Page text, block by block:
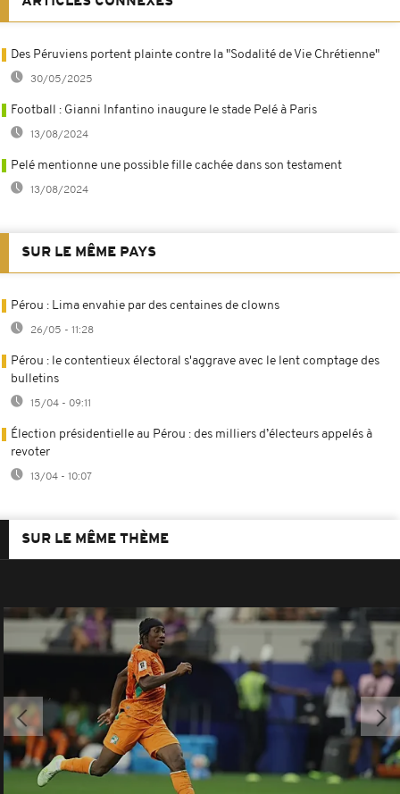
Des Péruviens portent plainte contre la "Sodalité de Vie Chrétienne"
30/05/2025
Football : Gianni Infantino inaugure le stade Pelé à Paris
13/08/2024
Pelé mentionne une possible fille cachée dans son testament
13/08/2024
SUR LE MÊME PAYS
Pérou : Lima envahie par des centaines de clowns
26/05 - 11:28
Pérou : le contentieux électoral s'aggrave avec le lent comptage des
bulletins
15/04 - 09:11
Élection présidentielle au Pérou : des milliers d’électeurs appelés à
revoter
13/04 - 10:07
SUR LE MÊME THÈME